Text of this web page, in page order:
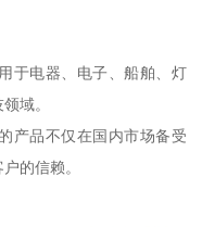
于电器、电子、船舶、灯
域。
产品不仅在国内市场备受
的信赖。